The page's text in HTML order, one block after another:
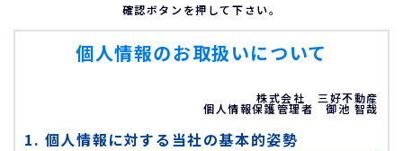
確認ボタンを押して下さい。
個人情報のお取扱いについて
株式会社 三好不動産
個人情報保護管理者 御池 智哉
1. 個人情報に対する当社の基本的姿勢